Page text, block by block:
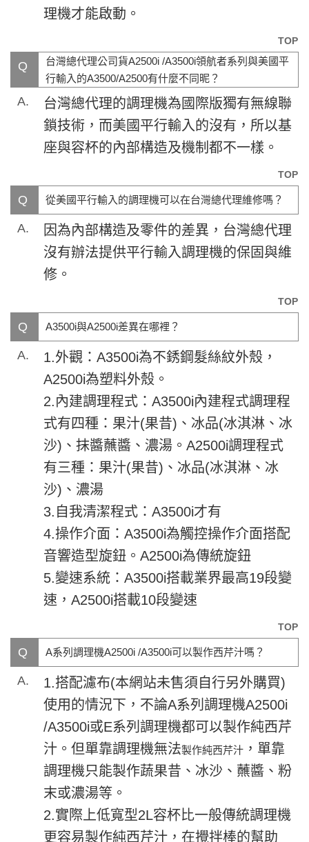
理機才能啟動。
TOP
Q
台灣總代理公司貨A2500i /A3500i領航者系列與美國平
行輸入的A3500/A2500有什麼不同昵？
A.
台灣總代理的調理機為國際版獨有無線聯
鎖技術，而美國平行輸入的沒有，所以基
座與容杯的內部構造及機制都不一樣。
TOP
Q 從美國平行輸入的調理機可以在台灣總代理維修嗎？
A.
因為內部構造及零件的差異，台灣總代理
沒有辦法提供平行輸入調理機的保固與維
修。
TOP
Q A3500i與A2500i差異在哪裡？
A.
1.外觀：A3500i為不銹鋼髮絲紋外殼，
A2500i為塑料外殼。
2.內建調理程式：A3500i內建程式調理程
式有四種：果汁(果昔)、冰品(冰淇淋、冰
沙)、抹醬蘸醬、濃湯。A2500i調理程式
有三種：果汁(果昔)、冰品(冰淇淋、冰
沙)、濃湯
3.自我清潔程式：A3500i才有
4.操作介面：A3500i為觸控操作介面搭配
音響造型旋鈕。A2500i為傳統旋鈕
5.變速系統：A3500i搭載業界最高19段變
速，A2500i搭載10段變速
TOP
Q A系列調理機A2500i /A3500i可以製作西芹汁嗎？
A.
1.搭配濾布(本網站未售須自行另外購買)
使用的情況下，不論A系列調理機A2500i
/A3500i或E系列調理機都可以製作純西芹
汁。但單靠調理機無法製作純西芹汁 ，單靠
調理機只能製作蔬果昔、冰沙、蘸醬、粉
末或濃湯等。
2.實際上低寬型2L容杯比一般傳統調理機
更容易製作純西芹汁，在攪拌棒的幫助